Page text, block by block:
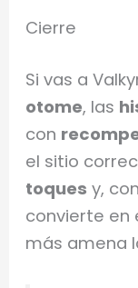
Cierre
Si vas a
otome, las
con
el sitio
toques y,
convierte en
más amena